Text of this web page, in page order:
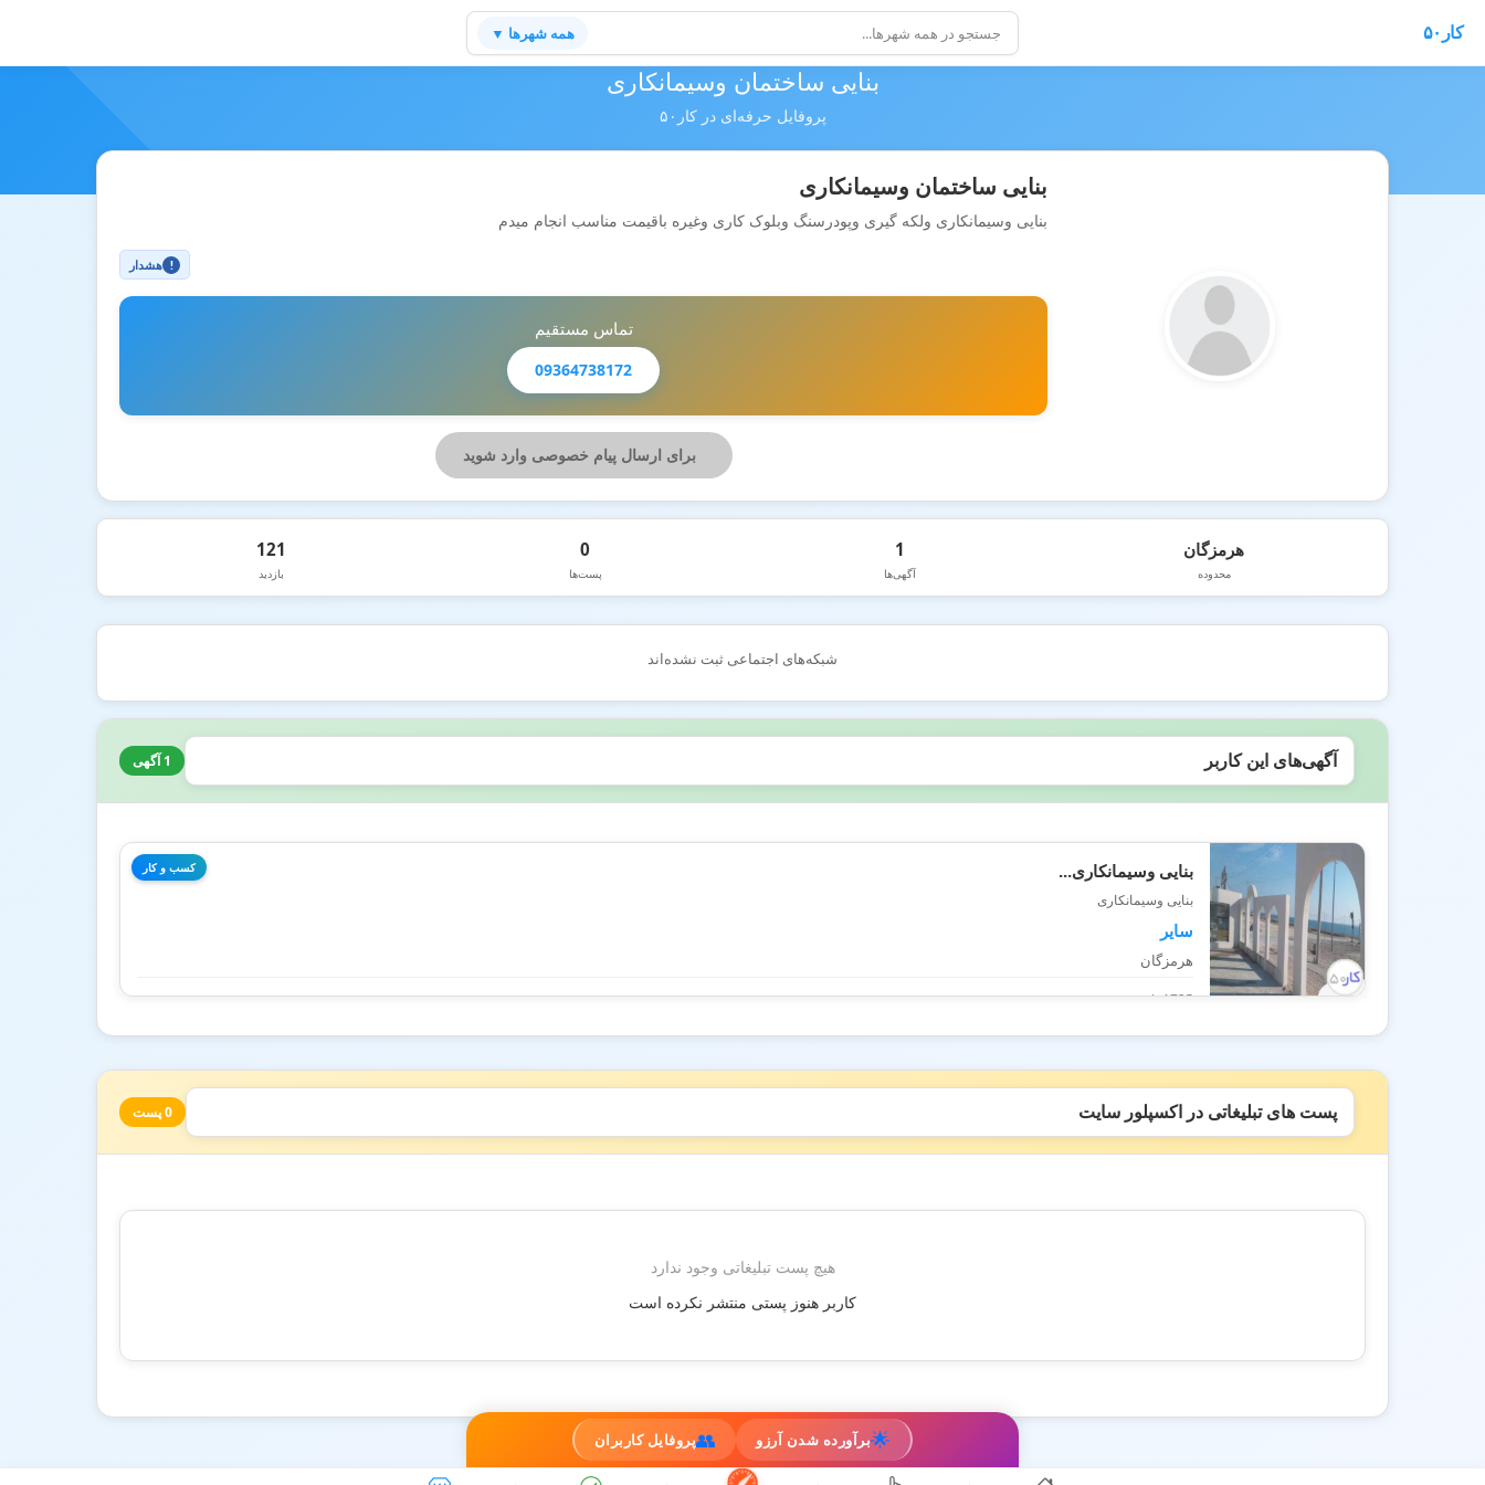
کار۵۰ همه شهرها ▼
🌟برآورده شدن آرزو 👥پروفایل کاربران
بنایی ساختمان وسیمانکاری
پروفایل حرفه‌ای در کار۵۰
بنایی ساختمان وسیمانکاری
بنایی وسیمانکاری ولکه گیری وپودرسنگ وبلوک کاری وغیره باقیمت مناسب انجام میدم
! هشدار
تماس مستقیم
09364738172
برای ارسال پیام خصوصی وارد شوید
هرمزگان
محدوده
1
آگهی‌ها
0
پست‌ها
121
بازدید
شبکه‌های اجتماعی ثبت نشده‌اند
آگهی‌های این کاربر 1 آگهی
کسب و کار بنایی وسیمانکاری...
بنایی وسیمانکاری
سایر
هرمزگان
1735 بازدید
پست های تبلیغاتی در اکسپلور سایت 0 پست
هیچ پست تبلیغاتی وجود ندارد
کاربر هنوز پستی منتشر نکرده است